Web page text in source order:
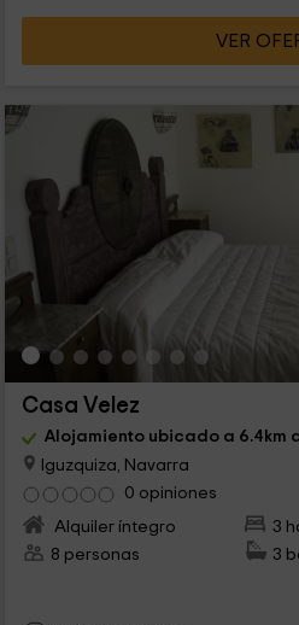
VER
Casa Velez
Alojamiento ubicado a 6.4km
Iguzquiza, Navarra
0 opiniones
Alquiler íntegro
3
8 personas
3